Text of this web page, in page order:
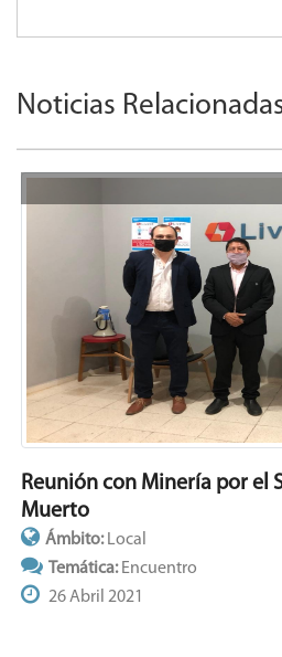
Noticias
Reunión con Minería por el
Muerto
Ámbito:Local
Temática:Encuentro
26 Abril 2021